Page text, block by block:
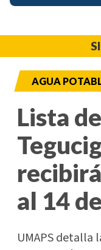
AGUA
Lista
al 14
UMAPS detalla